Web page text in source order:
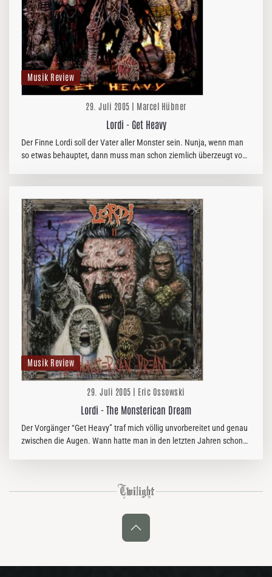
Musik Review
29. Juli 2005 | Marcel Hübner
Lordi - Get Heavy
Der Finne Lordi soll der Vater aller Monster sein. Nunja, wenn man
so etwas behauptet, dann muss man schon ziemlich überzeugt von
Musik Review
29. Juli 2005 | Eric Ossowski
Lordi - The Monsterican Dream
Der Vorgänger “Get Heavy” traf mich völlig unvorbereitet und genau
zwischen die Augen. Wann hatte man in den letzten Jahren schon